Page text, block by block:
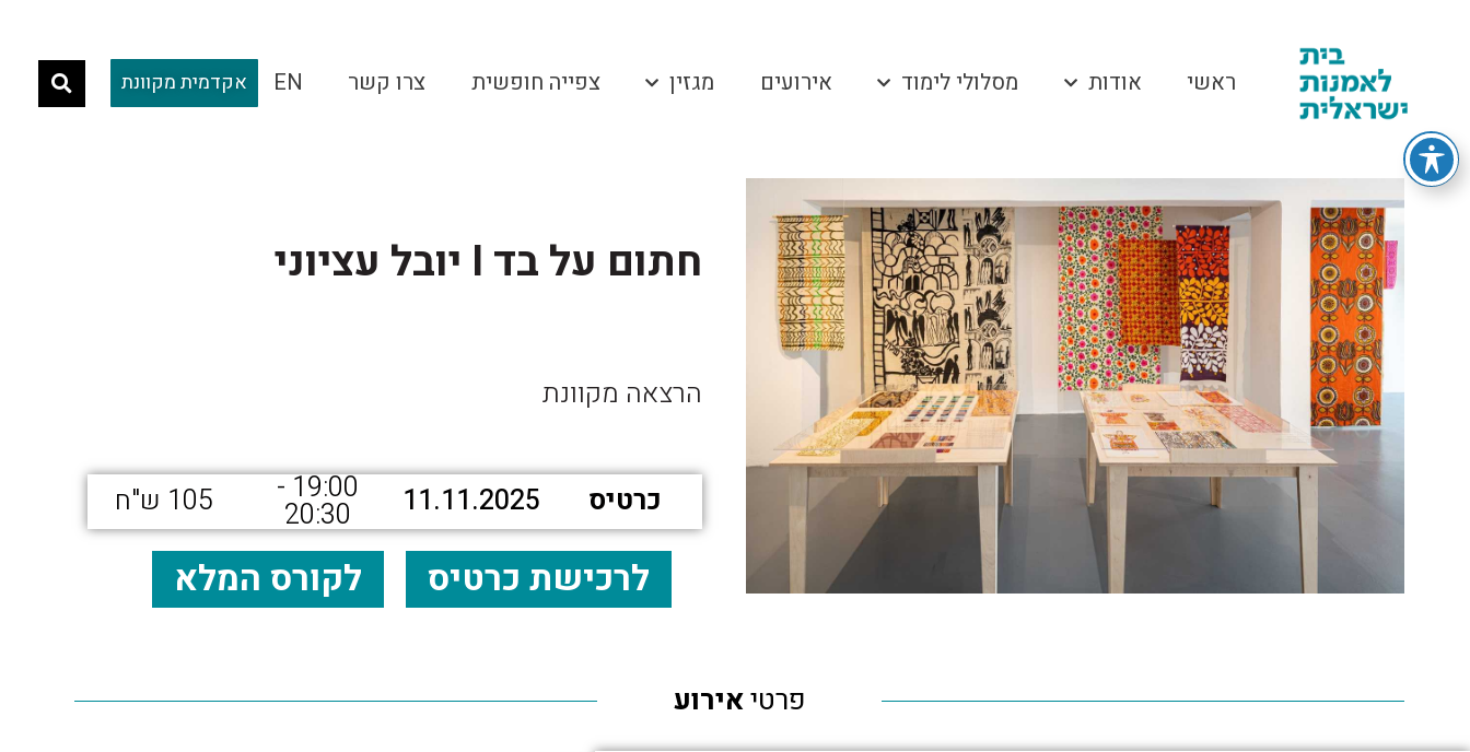
ראשי אודות מסלולי לימוד אירועים מגזין צפייה חופשית צרו קשר EN אקדמית מקוונת
חתום על בד I יובל עציוני
הרצאה מקוונת
כרטיס 11.11.2025
19:00 -
20:30 105 ש"ח
לרכישת כרטיס לקורס המלא
פרטיאירוע